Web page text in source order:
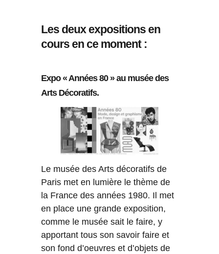
Les deux expositions en
cours en ce moment :
Expo « Années 80 » au musée des
Arts Décoratifs.
Le musée des Arts décoratifs de
Paris met en lumière le thème de
la France des années 1980. Il met
en place une grande exposition,
comme le musée sait le faire, y
apportant tous son savoir faire et
son fond d’oeuvres et d’objets de